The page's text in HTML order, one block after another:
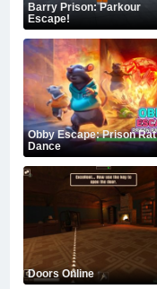
Barry Prison: Parkour
Escape!
Obby Escape: Prison Rat
Dance
Doors Online